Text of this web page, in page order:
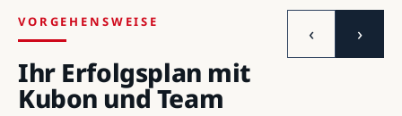
VORGEHENSWEISE
Ihr Erfolgsplan mit
Kubon und Team
‹ ›